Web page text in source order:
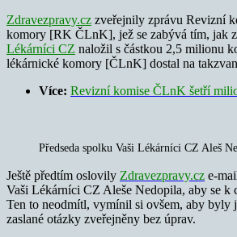
Zdravezpravy.cz zveřejnily zprávu Revizní
komory [RK ČLnK], jež se zabývá tím, jak
Lékárníci CZ naložil s částkou 2,5 milionu
lékárnické komory [ČLnK] dostal na
Více: Revizní komise ČLnK šetří
Předseda spolku Vaši Lékárníci CZ Aleš
Ještě předtím oslovily Zdravezpravy.cz e-
Vaši Lékárníci CZ Aleše Nedopila, aby se k
Ten to neodmítl, vymínil si ovšem, aby byly
zaslané otázky zveřejněny bez úprav.